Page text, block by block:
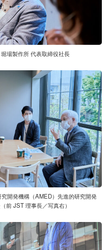
場製作所 代表取締役社長
開発機構（AMED）先進的研究開発
前 JST 理事長／写真右）